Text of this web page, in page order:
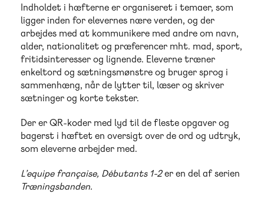
Indholdet i hæfterne er organiseret i temaer, som
ligger inden for elevernes nære verden, og der
arbejdes med at kommunikere med andre om navn,
alder, nationalitet og præferencer mht. mad, sport,
fritidsinteresser og lignende. Eleverne træner
enkeltord og sætningsmønstre og bruger sprog i
sammenhæng, når de lytter til, læser og skriver
sætninger og korte tekster.
Der er QR-koder med lyd til de fleste opgaver og
bagerst i hæftet en oversigt over de ord og udtryk,
som eleverne arbejder med.
L’equipe française, Débutants 1-2er en del af serien
Træningsbanden.